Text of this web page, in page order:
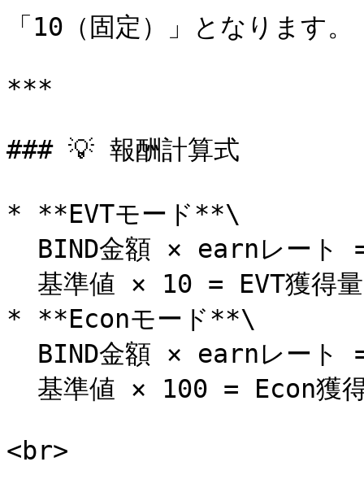
「10（固定）」となります。
***
### 💡 報酬計算式
* **EVTモード**\
* **Econモード**\